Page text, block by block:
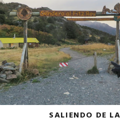
SALIENDO DE